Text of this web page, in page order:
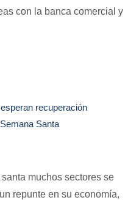
con la banca comercial y
recuperación
Santa
muchos sectores se
repunte en su economía,